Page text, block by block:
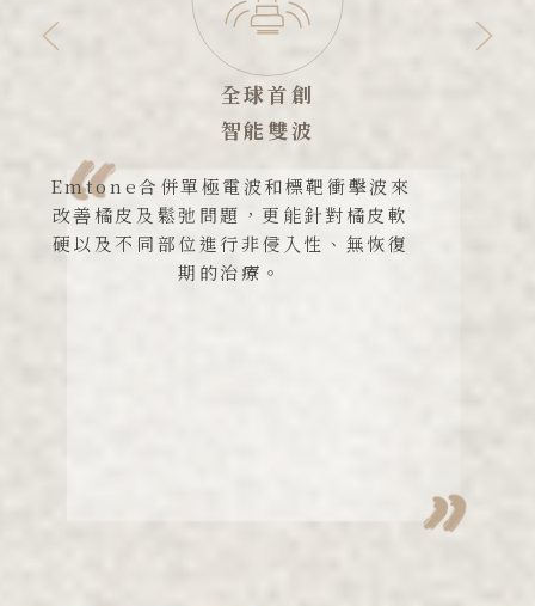
深層電波
刺激膠原增生
單極電波穿透深度超過2公分，可達皮
下組織深層刺激膠原蛋白增生，恢復皮
膚彈性與張力，增加皮膚與肌肉之間的
支撐性，進而提升緊緻度。